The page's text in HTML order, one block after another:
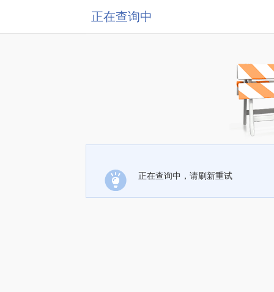
正在查询中
正在查询中，请刷新重试